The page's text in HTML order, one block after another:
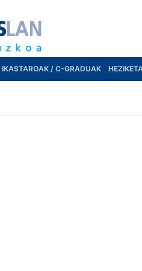
IKASTAROAK / C-GRADUAK